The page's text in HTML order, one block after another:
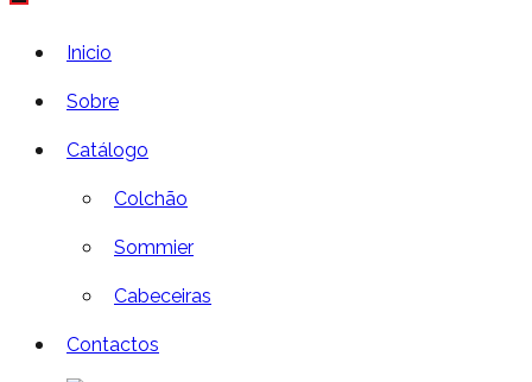
Inicio
Sobre
Catálogo
Colchão
Sommier
Cabeceiras
Contactos